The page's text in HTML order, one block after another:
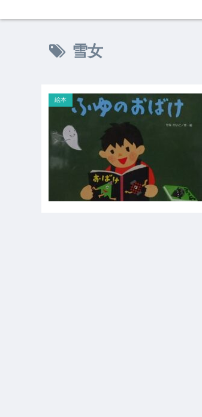
雪女
絵本